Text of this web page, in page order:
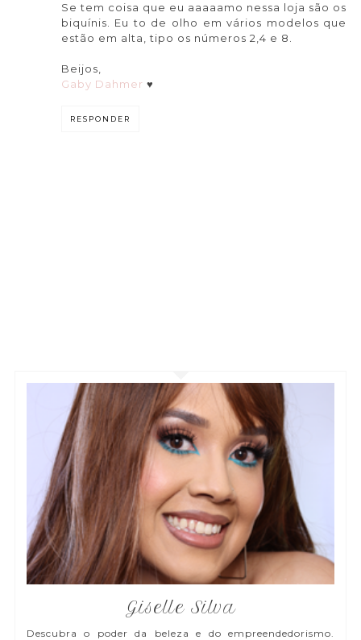
Se tem coisa que eu aaaaamo nessa loja são os
biquínis. Eu to de olho em vários modelos que
estão em alta, tipo os números 2,4 e 8.
Beijos,
Gaby Dahmer ♥
RESPONDER
Giselle Silva
Descubra o poder da beleza e do empreendedorismo.